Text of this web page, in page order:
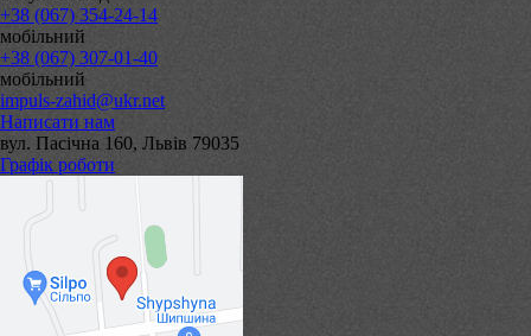
+38 (067) 354-24-14
мобільний
+38 (067) 307-01-40
мобільний
impuls-zahid@ukr.net
Написати нам
вул. Пасічна 160, Львів 79035
Графік роботи